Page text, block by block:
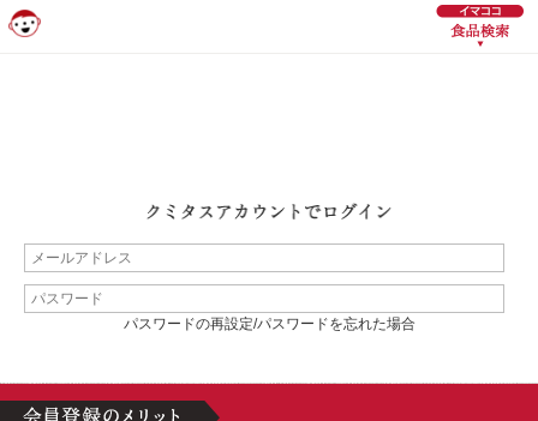
パスワードの再設定/パスワードを忘れた場合